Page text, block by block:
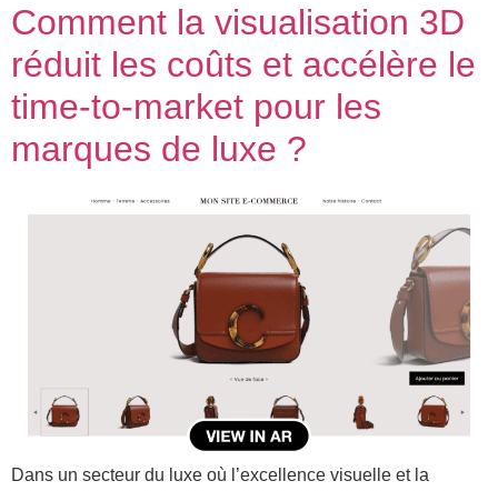
Comment la visualisation 3D
réduit les coûts et accélère le
time-to-market pour les
marques de luxe ?
Dans un secteur du luxe où l’excellence visuelle et la